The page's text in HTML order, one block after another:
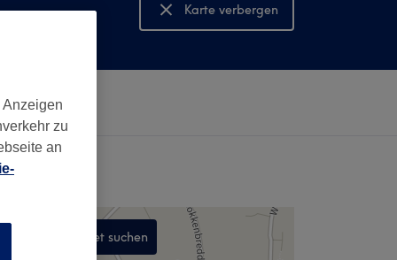
Karte verbergen
Karte anzeigen
In diesem Gebiet suchen
zu
an